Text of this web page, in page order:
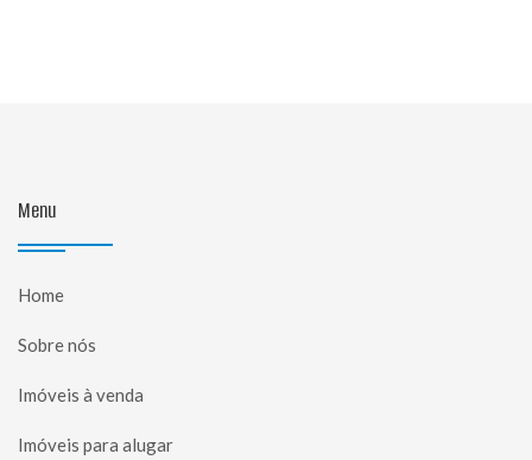
Menu
Home
Sobre nós
Imóveis à venda
Imóveis para alugar